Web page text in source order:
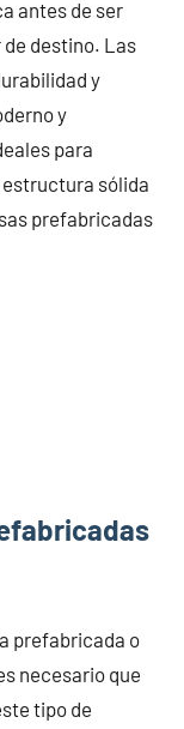
antes de ser
destino. Las
y
y
para
estructura sólida
prefabricadas
prefabricada o
necesario que
tipo de